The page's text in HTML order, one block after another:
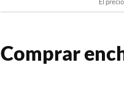
Comprar